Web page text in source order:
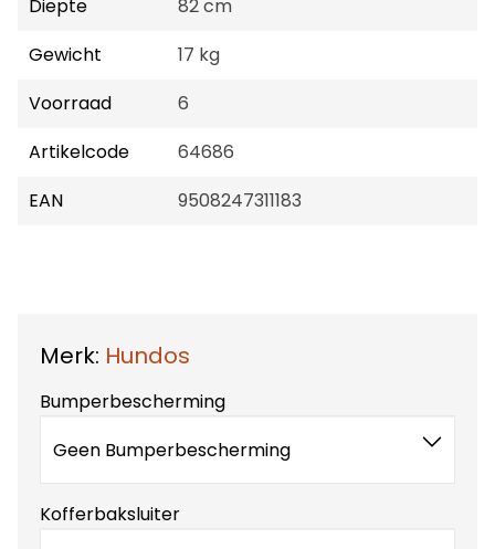
Diepte
82 cm
Gewicht
17 kg
Voorraad
6
Artikelcode
64686
EAN
9508247311183
Merk: Hundos
Bumperbescherming
Geen Bumperbescherming
Kofferbaksluiter